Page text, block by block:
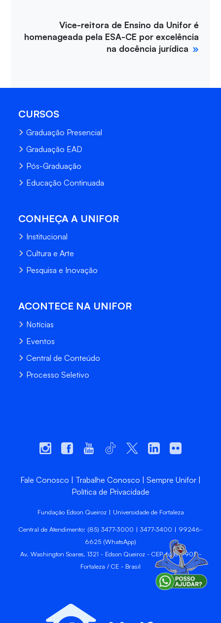
Vice-reitora de Ensino da Unifor é
homenageada pela ESA-CE por excelência
na docência jurídica
CURSOS
Graduação Presencial
Graduação EAD
Pós-Graduação
Educação Continuada
CONHEÇA A UNIFOR
Institucional
Cultura e Arte
Pesquisa e Inovação
ACONTECE NA UNIFOR
Notícias
Eventos
Central de Conteúdo
Processo Seletivo
Fale Conosco Trabalhe Conosco
Sempre Unifor
Política de Privacidade
Fundação Edson Queiroz | Universidade de Fortaleza
Central de Atendimento: (85) 3477-3000 | 3477-3400 | 99246-
6625 (WhatsApp)
Av. Washington Soares, 1321 - Edson Queiroz - CEP 60811-905 -
Fortaleza / CE - Brasil